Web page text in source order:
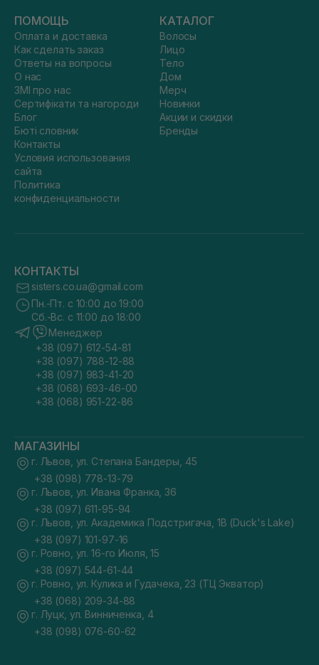
ПОМОЩЬ
Оплата и доставка
Как сделать заказ
Ответы на вопросы
О нас
ЗМІ про нас
Сертифікати та нагороди
Блог
Бюті словник
Контакты
Условия использования
сайта
Политика
конфиденциальности
КАТАЛОГ
Волосы
Лицо
Тело
Дом
Мерч
Новинки
Акции и скидки
Бренды
КОНТАКТЫ
sisters.co.ua@gmail.com
Пн.-Пт. с 10:00 до 19:00
Сб.-Вс. с 11:00 до 18:00
Менеджер
+38 (097) 612-54-81
+38 (097) 788-12-88
+38 (097) 983-41-20
+38 (068) 693-46-00
+38 (068) 951-22-86
МАГАЗИНЫ
г. Львов, ул. Степана Бандеры, 45
+38 (098) 778-13-79
г. Львов, ул. Ивана Франка, 36
+38 (097) 611-95-94
г. Львов, ул. Академика Подстригача, 1В (Duck's Lake)
+38 (097) 101-97-16
г. Ровно, ул. 16-го Июля, 15
+38 (097) 544-61-44
г. Ровно, ул. Кулика и Гудачека, 23 (ТЦ Экватор)
+38 (068) 209-34-88
г. Луцк, ул. Винниченка, 4
+38 (098) 076-60-62